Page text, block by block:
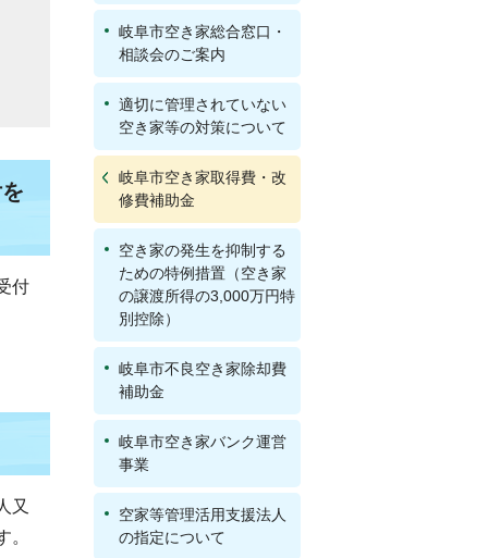
付
又
岐阜市空き家総合窓口・
相談会のご案内
適切に管理されていない
空き家等の対策について
岐阜市空き家取得費・改
修費補助金
空き家の発生を抑制する
ための特例措置（空き家
の譲渡所得の3,000万円特
別控除）
岐阜市不良空き家除却費
補助金
岐阜市空き家バンク運営
事業
空家等管理活用支援法人
の指定について